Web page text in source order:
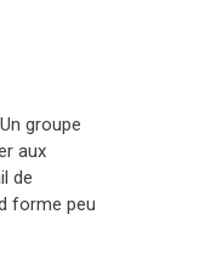
groupe
aux
de
forme peu